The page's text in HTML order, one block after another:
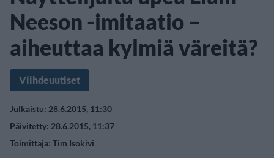
Neeson -imitaatio –
aiheuttaa kylmiä väreitä?
Viihdeuutiset
Julkaistu: 28.6.2015, 11:30
Päivitetty: 28.6.2015, 11:37
Toimittaja: Tim Isokivi